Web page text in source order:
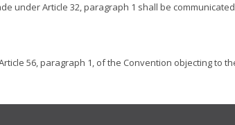
under Article 32, paragraph 1 shall be
56, paragraph 1, of the Convention objecting to